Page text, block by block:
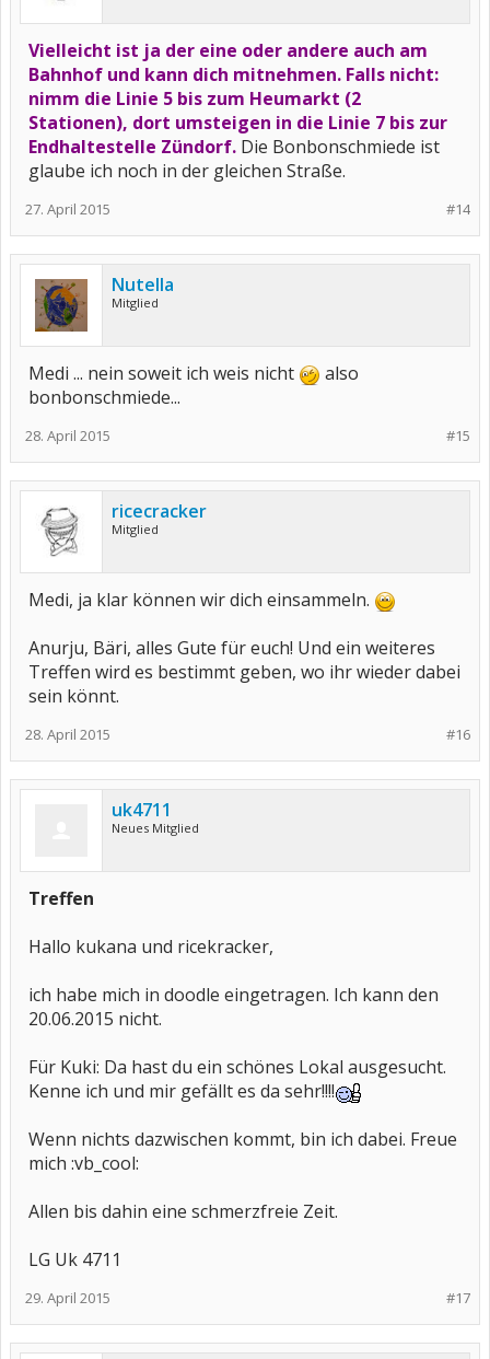
Vielleicht ist ja der eine oder andere auch am
Bahnhof und kann dich mitnehmen. Falls nicht:
nimm die Linie 5 bis zum Heumarkt (2
Stationen), dort umsteigen in die Linie 7 bis zur
Endhaltestelle Zündorf. Die Bonbonschmiede ist
glaube ich noch in der gleichen Straße.
#14
27. April 2015
Nutella
Mitglied
Medi ... nein soweit ich weis nicht
also
bonbonschmiede...
#15
28. April 2015
ricecracker
Mitglied
Medi, ja klar können wir dich einsammeln.
Anurju, Bäri, alles Gute für euch! Und ein weiteres
Treffen wird es bestimmt geben, wo ihr wieder dabei
sein könnt.
#16
28. April 2015
uk4711
Neues Mitglied
Treffen
Hallo kukana und ricekracker,
ich habe mich in doodle eingetragen. Ich kann den
20.06.2015 nicht.
Für Kuki: Da hast du ein schönes Lokal ausgesucht.
Kenne ich und mir gefällt es da sehr!!!!
Wenn nichts dazwischen kommt, bin ich dabei. Freue
mich :vb_cool:
Allen bis dahin eine schmerzfreie Zeit.
LG Uk 4711
#17
29. April 2015